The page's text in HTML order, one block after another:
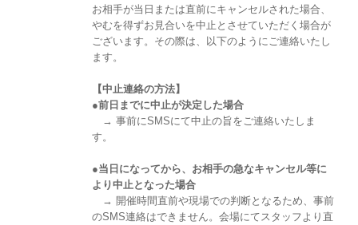
お相手が当日または直前にキャンセルされた場合、
やむを得ずお見合いを中止とさせていただく場合が
ございます。その際は、以下のようにご連絡いたし
ます。
【中止連絡の方法】
●前日までに中止が決定した場合
→ 事前にSMSにて中止の旨をご連絡いたしま
す。
●当日になってから、お相手の急なキャンセル等に
より中止となった場合
→ 開催時間直前や現場での判断となるため、事前
のSMS連絡はできません。会場にてスタッフより直